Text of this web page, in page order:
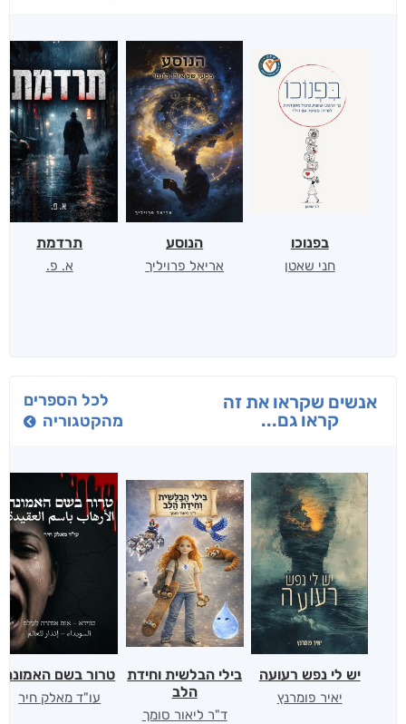
בפנוכו
חני שאטן
הנוסע
אריאל פרויליך
תרדמת
א. פ.
אנשים שקראו את זה
קראו גם...
לכל הספרים
מהקטגוריה
יש לי נפש רעועה
יאיר פומרנץ
בילי הבלשית וחידת
הלב
ד"ר ליאור סומך
טרור בשם האמונה
עו"ד מאלק חיר